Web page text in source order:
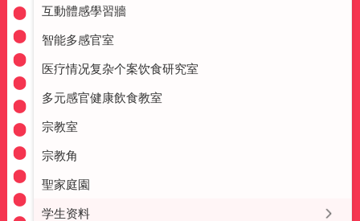
互動體感學習牆
智能多感官室
医疗情况复杂个案饮食研究室
多元感官健康飲食教室
宗教室
宗教角
聖家庭園
学生资料